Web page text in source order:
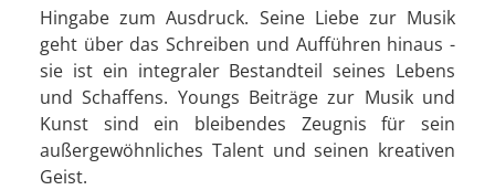
Hingabe zum Ausdruck. Seine Liebe zur Musik
geht über das Schreiben und Aufführen hinaus -
sie ist ein integraler Bestandteil seines Lebens
und Schaffens. Youngs Beiträge zur Musik und
Kunst sind ein bleibendes Zeugnis für sein
außergewöhnliches Talent und seinen kreativen
Geist.